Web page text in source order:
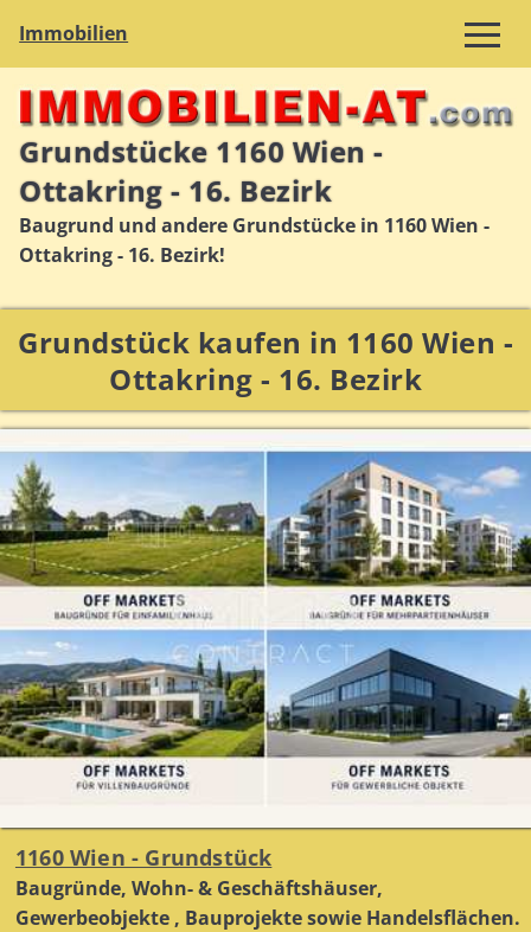
Immobilien
Grundstücke 1160 Wien -
Ottakring - 16. Bezirk
Baugrund und andere Grundstücke in 1160 Wien -
Ottakring - 16. Bezirk!
Grundstück kaufen in 1160 Wien -
Ottakring - 16. Bezirk
1160 Wien - Grundstück
Baugründe, Wohn- & Geschäftshäuser,
Gewerbeobjekte , Bauprojekte sowie Handelsflächen.